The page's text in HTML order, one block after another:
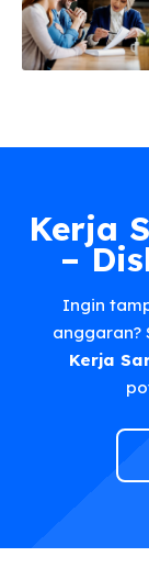
Kerja
–
Ingin
anggaran?
Kerja